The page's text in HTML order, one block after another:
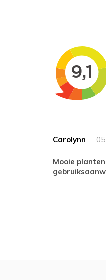
Carolynn
Mooie planten , alleen jammer geen